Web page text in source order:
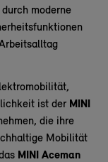
moderne
ist der MINI
die ihre
Mobilität
MINI Aceman